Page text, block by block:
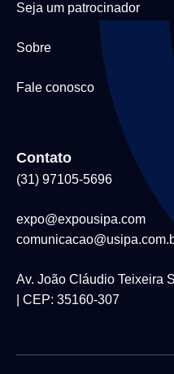
Seja um patrocinador
Sobre
Fale conosco
Contato
(31) 97105-5696
expo@expousipa.com
Av. João Cláudio Teixeira
| CEP: 35160-307